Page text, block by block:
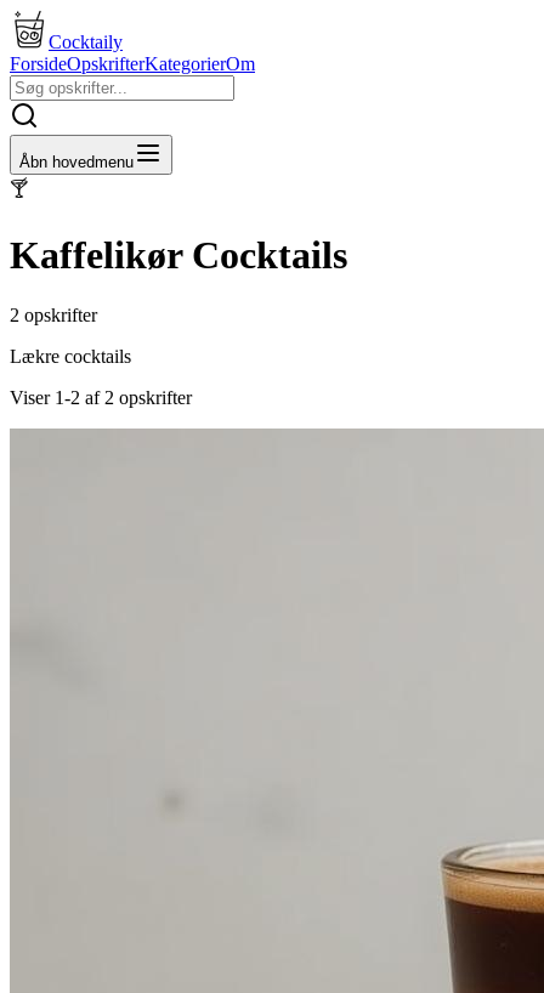
Cocktaily
ForsideOpskrifterKategorierOm
Åbn hovedmenu
🍸
KaffelikørCocktails
2 opskrifter
Lækre cocktails
Viser 1-2 af 2 opskrifter